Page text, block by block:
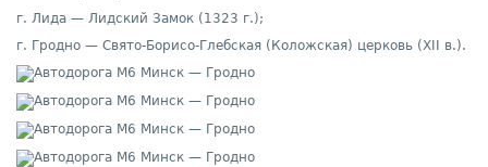
г. Лида — Лидский Замок (1323 г.);
г. Гродно — Свято-Борисо-Глебская (Коложская) церковь (XII в.).